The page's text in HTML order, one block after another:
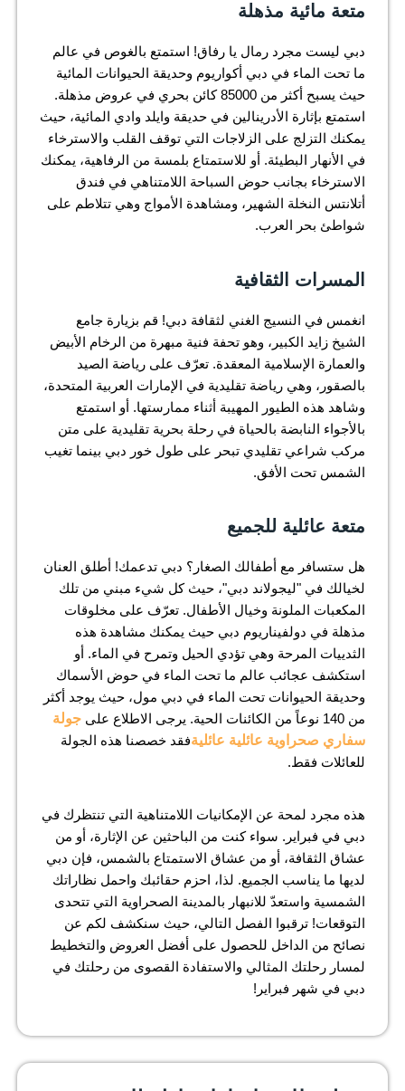
متعة مائية مذهلة
دبي ليست مجرد رمال يا رفاق! استمتع بالغوص في عالم
ما تحت الماء في دبي أكواريوم وحديقة الحيوانات المائية
حيث يسبح أكثر من 85000 كائن بحري في عروض مذهلة.
استمتع بإثارة الأدرينالين في حديقة وايلد وادي المائية، حيث
يمكنك التزلج على الزلاجات التي توقف القلب والاسترخاء
في الأنهار البطيئة. أو للاستمتاع بلمسة من الرفاهية، يمكنك
الاسترخاء بجانب حوض السباحة اللامتناهي في فندق
أتلانتس النخلة الشهير، ومشاهدة الأمواج وهي تتلاطم على
شواطئ بحر العرب.
المسرات الثقافية
انغمس في النسيج الغني لثقافة دبي! قم بزيارة جامع
الشيخ زايد الكبير، وهو تحفة فنية مبهرة من الرخام الأبيض
والعمارة الإسلامية المعقدة. تعرّف على رياضة الصيد
بالصقور، وهي رياضة تقليدية في الإمارات العربية المتحدة،
وشاهد هذه الطيور المهيبة أثناء ممارستها. أو استمتع
بالأجواء النابضة بالحياة في رحلة بحرية تقليدية على متن
مركب شراعي تقليدي تبحر على طول خور دبي بينما تغيب
الشمس تحت الأفق.
متعة عائلية للجميع
هل ستسافر مع أطفالك الصغار؟ دبي تدعمك! أطلق العنان
لخيالك في "ليجولاند دبي"، حيث كل شيء مبني من تلك
المكعبات الملونة وخيال الأطفال. تعرّف على مخلوقات
مذهلة في دولفيناريوم دبي حيث يمكنك مشاهدة هذه
الثدييات المرحة وهي تؤدي الحيل وتمرح في الماء. أو
استكشف عجائب عالم ما تحت الماء في حوض الأسماك
وحديقة الحيوانات تحت الماء في دبي مول، حيث يوجد أكثر
من 140 نوعاً من الكائنات الحية. يرجى الاطلاع على
جولة
سفاري صحراوية عائلية عائليةفقد خصصنا هذه الجولة
للعائلات فقط.
هذه مجرد لمحة عن الإمكانيات اللامتناهية التي تنتظرك في
دبي في فبراير. سواء كنت من الباحثين عن الإثارة، أو من
عشاق الثقافة، أو من عشاق الاستمتاع بالشمس، فإن دبي
لديها ما يناسب الجميع. لذا، احزم حقائبك واحمل نظاراتك
الشمسية واستعدّ للانبهار بالمدينة الصحراوية التي تتحدى
التوقعات! ترقبوا الفصل التالي، حيث سنكشف لكم عن
نصائح من الداخل للحصول على أفضل العروض والتخطيط
لمسار رحلتك المثالي والاستفادة القصوى من رحلتك في
دبي في شهر فبراير!